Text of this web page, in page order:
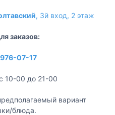
, 3й вход, 2 этаж
заказов:
07-17
10-00 до 21-00
вариант
блюда.